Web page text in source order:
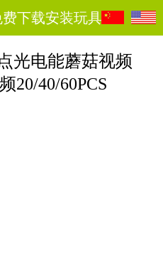
下载安装玩具
光电能蘑菇视频
20/40/60PCS